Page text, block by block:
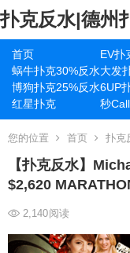
扑克反水|德州
首页 EV扑
蜗牛扑克30%反水大发
博狗扑克25%反水6UP
红星扑克
秒
您的位置 首页 扑克
【扑克反水】
$2,620
2,140阅读